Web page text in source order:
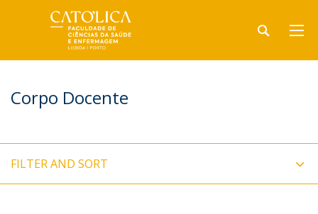
Corpo Docente
FILTER AND SORT